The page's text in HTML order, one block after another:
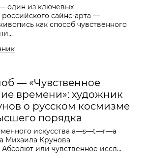
один из ключевых
сайнс-арта —
как способ чувственного
— «Чувственное
времени»: художник
о русском космизме
порядка
искусства a—s—t—r—a
Михаила Крунова
или чувственное иссл...